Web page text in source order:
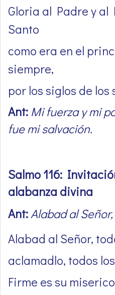
Gloria al Padre y al
Santo
como era en el
siempre,
por los siglos de los
Ant: Mi fuerza y mi
fue mi salvación.
Salmo 116:
alabanza divina
Ant:Alabad al
Alabad al Señor,
aclamadlo, todos
Firme es su